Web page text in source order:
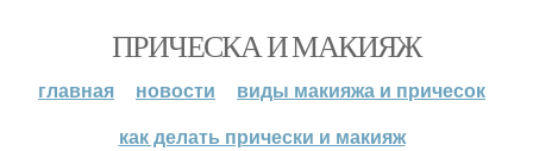
ПРИЧЕСКА И МАКИЯЖ
главная новости
виды макияжа и причесок
как делать прически и макияж